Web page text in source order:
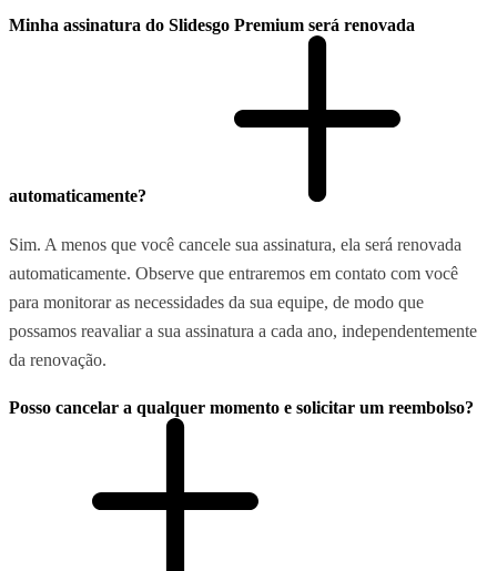
Minha assinatura do Slidesgo Premium será renovada
automaticamente?
Sim. A menos que você cancele sua assinatura, ela será renovada
automaticamente. Observe que entraremos em contato com você
para monitorar as necessidades da sua equipe, de modo que
possamos reavaliar a sua assinatura a cada ano, independentemente
da renovação.
Posso cancelar a qualquer momento e solicitar um reembolso?